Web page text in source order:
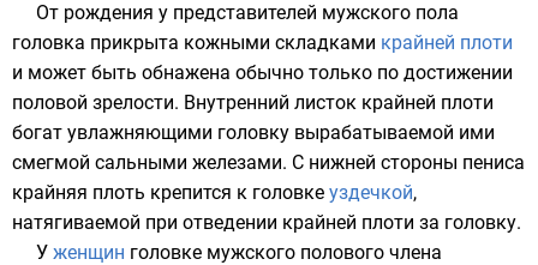
От рождения у представителей мужского пола
головка прикрыта кожными складками крайней плоти
и может быть обнажена обычно только по достижении
половой зрелости. Внутренний листок крайней плоти
богат увлажняющими головку вырабатываемой ими
смегмой сальными железами. С нижней стороны пениса
крайняя плоть крепится к головке уздечкой,
натягиваемой при отведении крайней плоти за головку.
У женщин головке мужского полового члена